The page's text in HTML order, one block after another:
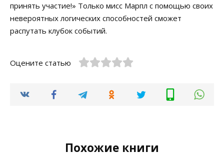
принять участие!» Только мисс Марпл с помощью своих
невероятных логических способностей сможет
распутать клубок событий.
Оцените статью
Похожие книги